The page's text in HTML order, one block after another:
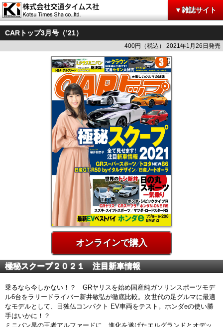
▼雑誌サイト
CARトップ3月号（’21）
400円（税込） 2021年1月26日発売
オンラインで購入
極秘スクープ２０２１ 注目新車情報
乗るなら今しかない！？ GRヤリスを始め国産純ガソリンスポーツモデ
ル6台をラリードライバー新井敏弘が徹底比較。次世代の足グルマに最適
なモデルとして、日独仏コンパクト EV車両をテスト。ホンダeの使い勝
手はいかに！？
ミニバン界の王者アルファードに、進化を遂げたエルグランドとオデッ